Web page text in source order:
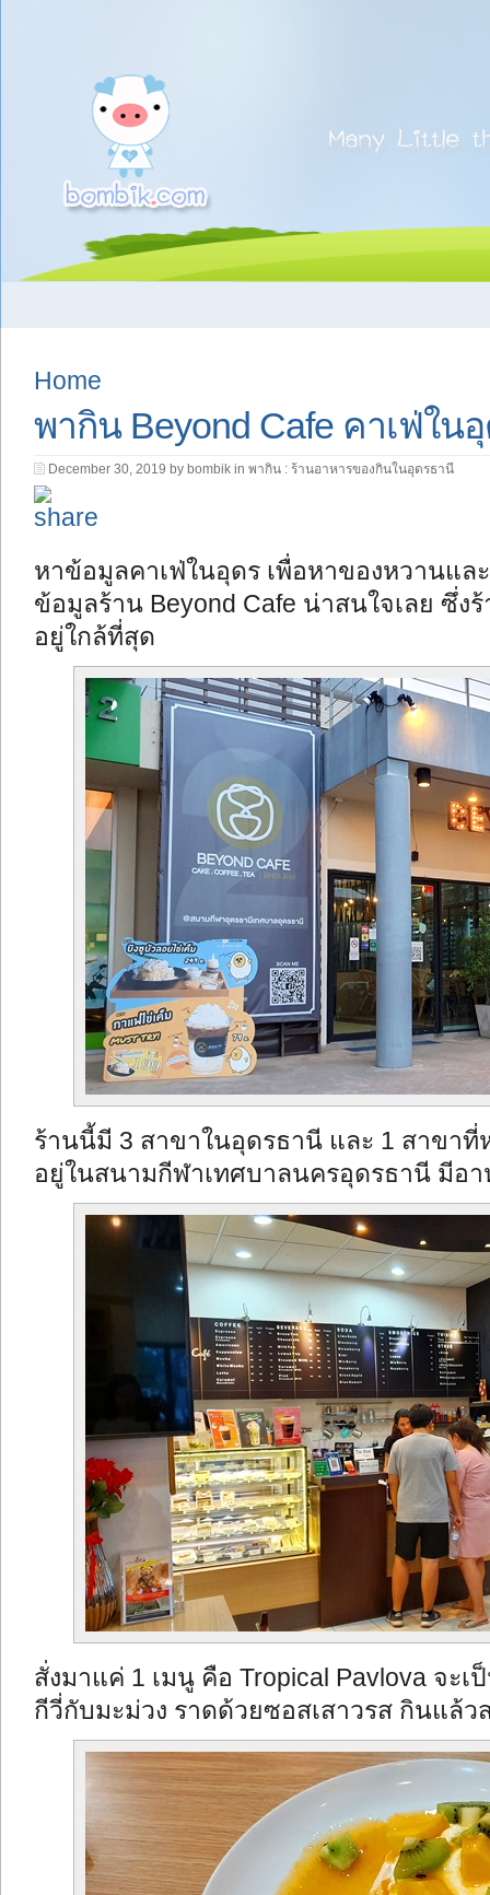
Home
พากิน Beyond Cafe คาเฟ่ใ
December 30, 2019 by bombik in พากิน : ร้านอาหารของกินในอุดรธานี
หาข้อมูลคาเฟ่ในอุดร เพื่อหาของหวานแ
ข้อมูลร้าน Beyond Cafe น่าสนใจเลย ซึ่ง
อยู่ใกล้ที่สุด
ร้านนี้มี 3 สาขาในอุดรธานี และ 1 สาขา
อยู่ในสนามกีฬาเทศบาลนครอุดรธานี มีอา
สั่งมาแค่ 1 เมนู คือ Tropical Pavlova จะ
กีวี่กับมะม่วง ราดด้วยซอสเสาวรส กินแล้